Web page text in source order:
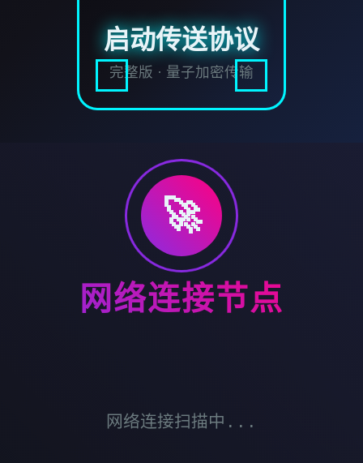
启动传送协议
完整版 · 量子加密传输
🚀
网络连接节点
网络连接扫描中...